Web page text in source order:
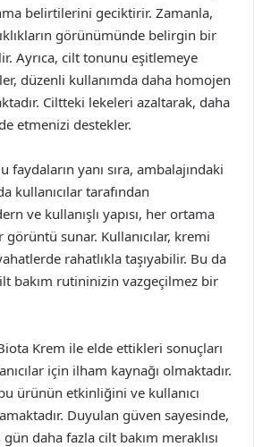
belirtilerini geciktirir. Zamanla,
görünümünde belirgin bir
Ayrıca, cilt tonunu eşitlemeye
düzenli kullanımda daha homojen
Ciltteki lekeleri azaltarak, daha
etmenizi destekler.
faydaların yanı sıra, ambalajındaki
kullanıcılar tarafından
ve kullanışlı yapısı, her ortama
sunar. Kullanıcılar, kremi
rahatlıkla taşıyabilir. Bu da
bakım rutininizin vazgeçilmez bir
Krem ile elde ettikleri sonuçları
için ilham kaynağı olmaktadır.
ürünün etkinliğini ve kullanıcı
Duyulan güven sayesinde,
daha fazla cilt bakım meraklısı